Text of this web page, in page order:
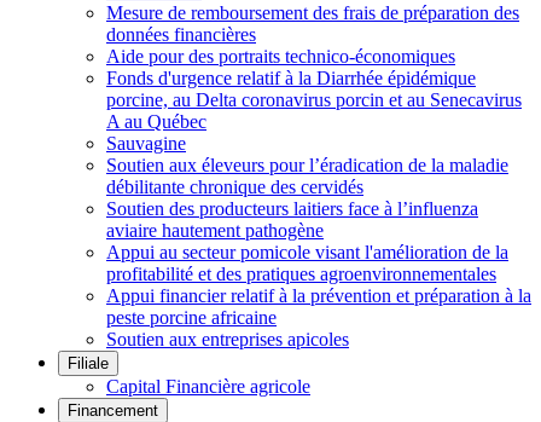
Mesure de remboursement des frais de préparation des
données financières
Aide pour des portraits technico-économiques
Fonds d'urgence relatif à la Diarrhée épidémique
porcine, au Delta coronavirus porcin et au Senecavirus
A au Québec
Sauvagine
Soutien aux éleveurs pour l’éradication de la maladie
débilitante chronique des cervidés
Soutien des producteurs laitiers face à l’influenza
aviaire hautement pathogène
Appui au secteur pomicole visant l'amélioration de la
profitabilité et des pratiques agroenvironnementales
Appui financier relatif à la prévention et préparation à la
peste porcine africaine
Soutien aux entreprises apicoles
Filiale
Capital Financière agricole
Financement